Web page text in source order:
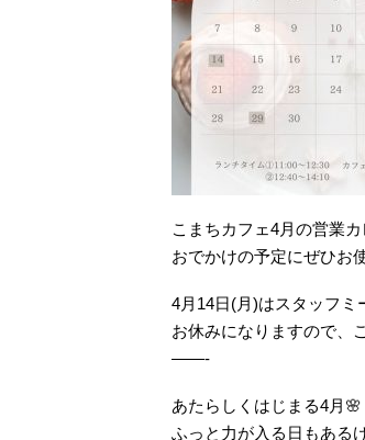
こまちカフェ4月の営業
おでかけの予定にぜひお
4月14日(月)はスタッフミ
お休みになりますので、
——-
あたらしくはじまる4月🌸
ふっと力が入る日もある